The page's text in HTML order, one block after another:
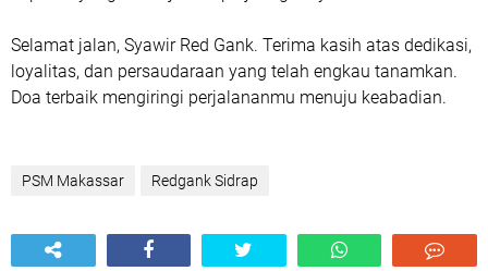
Selamat jalan, Syawir Red Gank. Terima kasih atas dedikasi,
loyalitas, dan persaudaraan yang telah engkau tanamkan.
Doa terbaik mengiringi perjalananmu menuju keabadian.
PSM Makassar Redgank Sidrap